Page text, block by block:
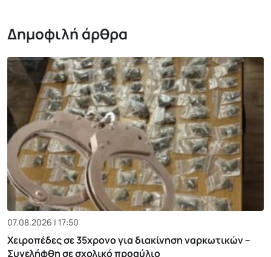
Δημοφιλή άρθρα
07.08.2026 | 17:50
Χειροπέδες σε 35χρονο για διακίνηση ναρκωτικών –
Συνελήφθη σε σχολικό προαύλιο